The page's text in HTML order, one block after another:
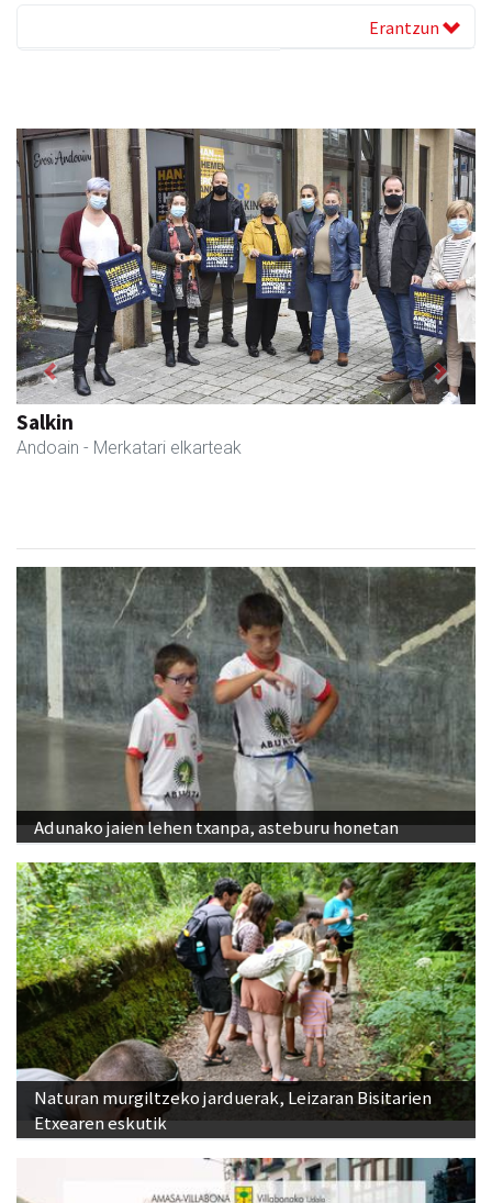
Erantzun
Joseba altzariak
Andoain - Altzariak
Previous Next
Adunako jaien lehen txanpa, asteburu honetan
Naturan murgiltzeko jarduerak, Leizaran Bisitarien
Etxearen eskutik